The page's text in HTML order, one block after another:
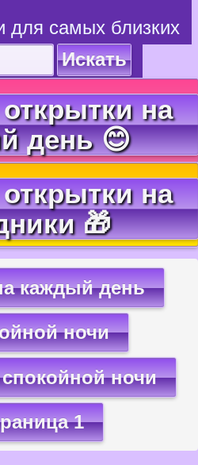
для самых близких
Искать
на
день 😊
на
🎁
каждый день
ночи
ночи
1